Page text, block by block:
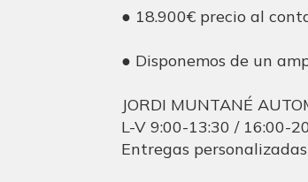
● 18.900€ precio al
● Disponemos de un
JORDI MUNTANÉ
L-V 9:00-13:30 / 16:00-
Entregas